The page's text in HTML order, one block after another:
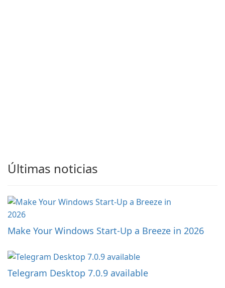
Últimas noticias
Make Your Windows Start-Up a Breeze in 2026
Telegram Desktop 7.0.9 available